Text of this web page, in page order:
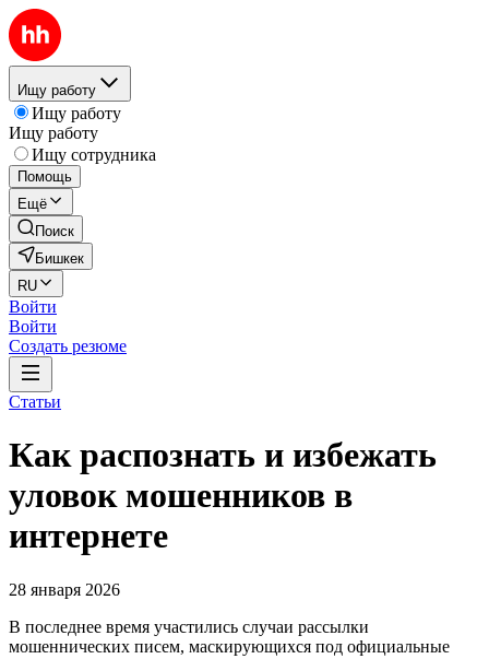
Ищу работу
Ищу работу
Ищу работу
Ищу сотрудника
Помощь
Ещё
Поиск
Бишкек
RU
Войти
Войти
Создать резюме
Статьи
Как распознать и избежать
уловок мошенников в
интернете
28 января 2026
В последнее время участились случаи рассылки
мошеннических писем, маскирующихся под официальные